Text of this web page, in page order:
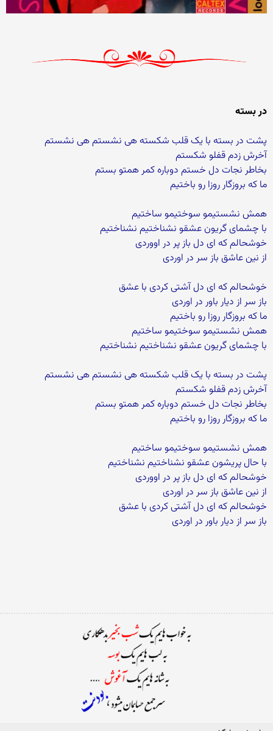
در بسته
پشت در بسته با یک قلب شکسته هی نشستم هی نشستم
آخرش زدم قفلو شکستم
بخاطر نجات دل خستم دوباره کمر همتو بستم
ما که بروزگار روزا رو باختیم
همش نشستیمو سوختیمو ساختیم
با چشمای گریون عشقو نشناختیم نشناختیم
خوشحالم که ای دل باز پر در اووردی
از نین عاشق باز سر در اوردی
خوشحالم که ای دل آشتی کردی با عشق
باز سر از دیار باور در اوردی
ما که بروزگار روزا رو باختیم
همش نشستیمو سوختیمو ساختیم
با چشمای گریون عشقو نشناختیم نشناختیم
پشت در بسته با یک قلب شکسته هی نشستم هی نشستم
آخرش زدم قفلو شکستم
بخاطر نجات دل خستم دوباره کمر همتو بستم
ما که بروزگار روزا رو باختیم
همش نشستیمو سوختیمو ساختیم
با حال پریشون عشقو نشناختیم نشناختیم
خوشحالم که ای دل باز پر در اووردی
از نین عاشق باز سر در اوردی
خوشحالم که ای دل آشتی کردی با عشق
باز سر از دیار باور در اوردی